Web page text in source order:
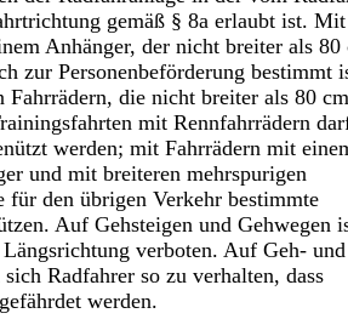
gemäß § 8a erlaubt ist. Mit
Anhänger, der nicht breiter als 80
zur Personenbeförderung bestimmt
Fahrrädern, die nicht breiter als 80 cm
mit Rennfahrrädern
werden; mit Fahrrädern mit
und mit breiteren mehrspurigen
für den übrigen Verkehr bestimmte
Auf Gehsteigen und Gehwegen
verboten. Auf Geh- und
Radfahrer so zu verhalten, dass
werden.